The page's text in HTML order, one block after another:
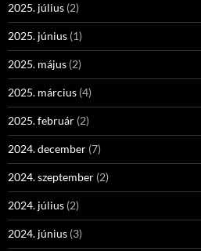
2025. július (2)
2025. június (1)
2025. május (2)
2025. március (4)
2025. február (2)
2024. december (7)
2024. szeptember (2)
2024. július (2)
2024. június (3)